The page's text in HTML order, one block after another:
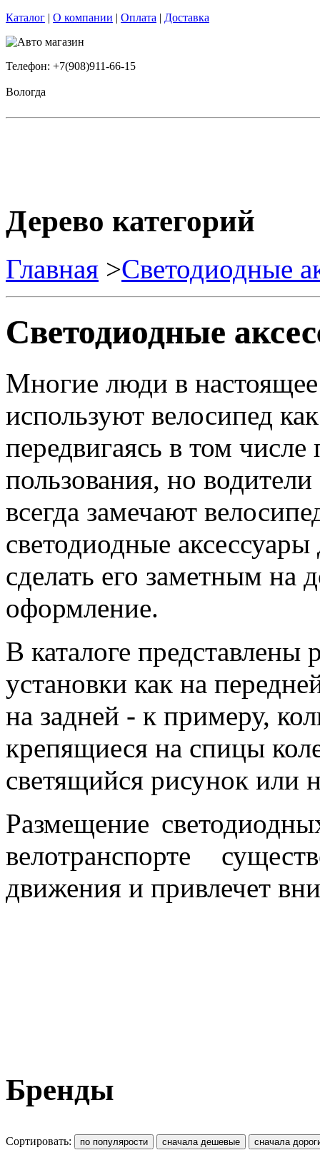
Каталог | О компании | Оплата | Доставка
Телефон: +7(908)911-66-15
Вологда
Дерево категорий
Главная >Светодиодные
Светодиодные
Многие люди в
используют велосипед
передвигаясь в том
пользования, но
всегда замечают
светодиодные
сделать его заметным на
оформление.
В каталоге
установки как на
на задней - к примеру,
крепящиеся на спицы
светящийся рисунок или
Размещение
велотранспорте
движения и привлечет
Бренды
Сортировать: